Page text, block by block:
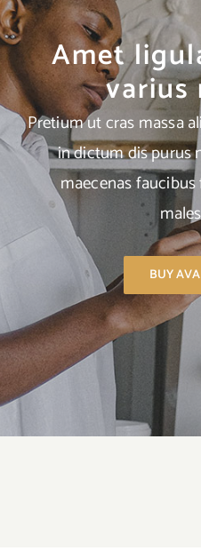
Amet
varius
Pretium ut cras massa
in dictum dis purus
maecenas
BUY